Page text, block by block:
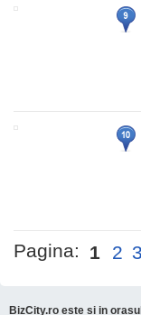
Pagina: 1 2 3
BizCity.ro este si in